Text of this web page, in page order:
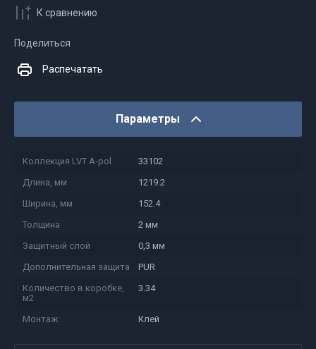
К сравнению
Поделиться
Распечатать
Параметры
Коллекция LVT A-pol
33102
Длина, мм
1219.2
Ширина, мм
152.4
Толщина
2 мм
Защитный слой
0,3 мм
Дополнительная защита
PUR
Количество в коробке,
м2
3.34
Монтаж Клей